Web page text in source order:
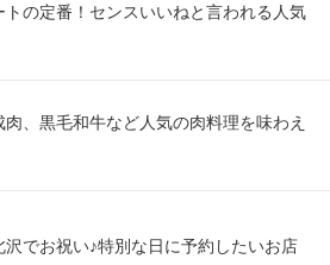
トの定番！センスいいねと言われる人気
、黒毛和牛など人気の肉料理を味わえ
沢でお祝い♪特別な日に予約したいお店